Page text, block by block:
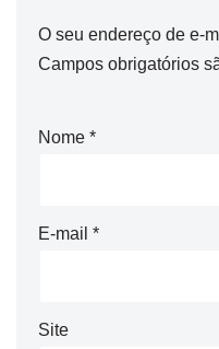
O seu endereço de e-
Campos obrigatórios
Nome *
E-mail *
Site